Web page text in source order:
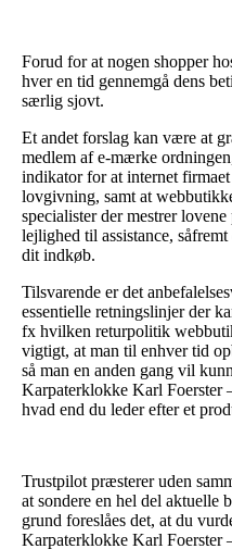
Forud for at nogen shopper
hver en tid gennemgå dens
særlig sjovt.
Et andet forslag kan være at
medlem af e-mærke
indikator for at internet
lovgivning, samt at
specialister der mestrer
lejlighed til assistance,
dit indkøb.
Tilsvarende er det
essentielle retningslinjer der
fx hvilken returpolitik
vigtigt, at man til enhver tid
så man en anden gang vil
Karpaterklokke Karl Foerster
hvad end du leder efter et
Trustpilot præsterer uden
at sondere en hel del aktuelle
grund foreslåes det, at du
Karpaterklokke Karl